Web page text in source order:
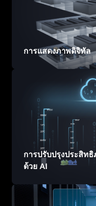
การแสดงภาพดิจิทัล
การปรับปรุงประสิท
ด้วย AI